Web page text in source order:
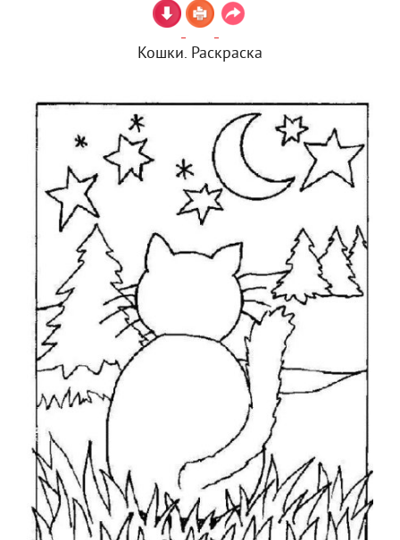
Кошки. Раскраска